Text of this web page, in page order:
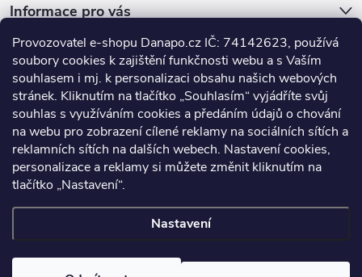
Provozovatel e-shopu Danapo.cz IČ: 74142623, používá
soubory cookies k zajištění funkčnosti webu a s Vaším
souhlasem i mj. k personalizaci obsahu našich webových
stránek. Kliknutím na tlačítko „Souhlasím“ vyjádříte svůj
souhlas s využíváním cookies a předáním údajů o chování
na webu pro zobrazení cílené reklamy na sociálních sítích a
reklamních sítích na dalších webech. Nastavení cookies,
personalizace a reklamy si můžete změnit kliknutím na
tlačítko „Nastavení“.
Nastavení
Informace pro vás
Dotazník
Co upřednosťnujete?
Počet hlasů:437
Facebook
Upravit nastavení cookies